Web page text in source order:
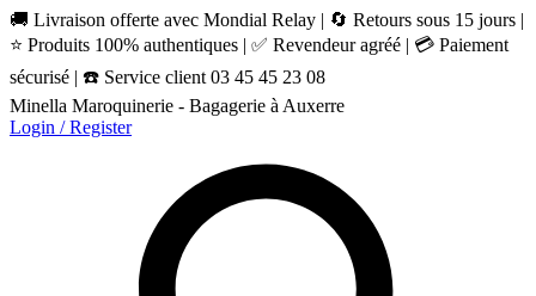
🚚 Livraison offerte avec Mondial Relay | 🔄 Retours sous 15 jours |
⭐ Produits 100% authentiques | ✅ Revendeur agréé | 💳 Paiement
sécurisé | ☎️ Service client 03 45 45 23 08
Minella Maroquinerie - Bagagerie à Auxerre
Login / Register